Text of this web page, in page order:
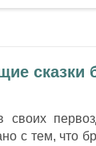
сказки
своих
с тем, что